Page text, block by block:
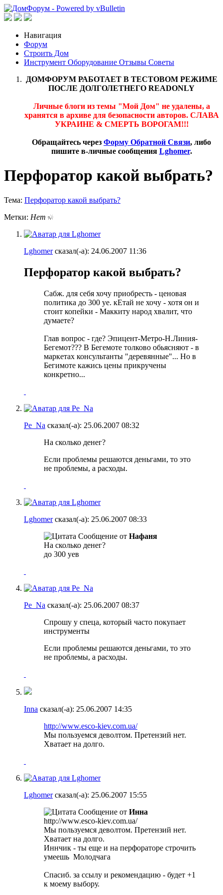
Навигация
Форум
Строить Дом
Инструмент Оборудование Отзывы Советы
ДОМФОРУМ РАБОТАЕТ В ТЕСТОВОМ РЕЖИМЕ
ПОСЛЕ ДОЛГОЛЕТНЕГО READONLY
Личные блоги из темы "Мой Дом" не удалены, а
хранятся в архиве для безопасности авторов. СЛАВА
УКРАИНЕ & СМЕРТЬ ВОРОГАМ!!!
Обращайтесь через Форму Обратной Связи, либо
пишите в-личные сообщения Lghomer.
Перфоратор какой выбрать?
Тема: Перфоратор какой выбрать?
Метки: Нет
Lghomerсказал(-а): 24.06.2007 11:36
Перфоратор какой выбрать?
Сабж. для себя хочу приобресть - ценовая
политика до 300 уе. кЕтай не хочу - хотя он и
стоит копейки - Маккиту народ хвалит, что
думаете?
Глав вопрос - где? Эпицент-Метро-Н.Линия-
Бегемот??? В Бегемоте толково обьясняют - в
маркетах консультанты "деревянные"... Но в
Бегимоте кажись цены прикручены
конкретно...
Pe_Na сказал(-а): 25.06.2007 08:32
На сколько денег?
Если проблемы решаются деньгами, то это
не проблемы, а расходы.
Lghomerсказал(-а): 25.06.2007 08:33
Сообщение от Нафаня
На сколько денег?
до 300 уев
Pe_Na сказал(-а): 25.06.2007 08:37
Спрошу у спеца, который часто покупает
инструменты
Если проблемы решаются деньгами, то это
не проблемы, а расходы.
Inna сказал(-а): 25.06.2007 14:35
http://www.esco-kiev.com.ua/
Мы пользуемся деволтом. Претензий нет.
Хватает на долго.
Lghomerсказал(-а): 25.06.2007 15:55
Сообщение от Инна
http://www.esco-kiev.com.ua/
Мы пользуемся деволтом. Претензий нет.
Хватает на долго.
Иннчик - ты еще и на перфораторе строчить
умеешь Молодчага
Спасиб. за ссылу и рекомендацию - будет +1
к моему выбору.